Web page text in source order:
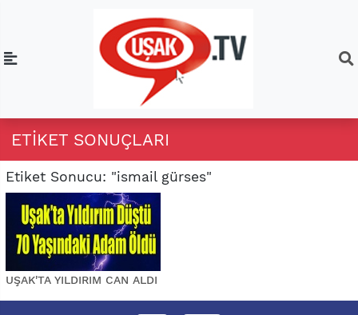
ETIKET SONUÇLARI
Etiket Sonucu: "ismail gürses"
UŞAK'TA YILDIRIM CAN ALDI